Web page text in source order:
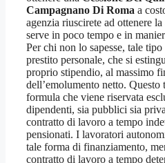
Campagnano Di Roma a
agenzia riuscirete ad ottenere
serve in poco tempo e in
Per chi non lo sapesse, tale
prestito personale, che si
proprio stipendio, al massimo
dell’emolumento netto. Questo
formula che viene riservata
dipendenti, sia pubblici sia
contratto di lavoro a tempo
pensionati. I lavoratori
tale forma di finanziamento,
contratto di lavoro a tempo